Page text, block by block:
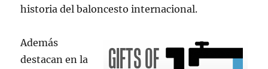
historia del baloncesto internacional.
Además
destacan en la